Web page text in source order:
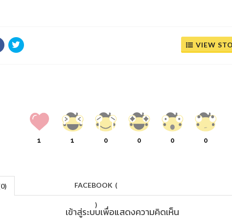
VIEW
1 1 0 0 0 0
0) FACEBOOK (
)
เข้าสู่ระบบเพื่อแสดงความคิดเห็น